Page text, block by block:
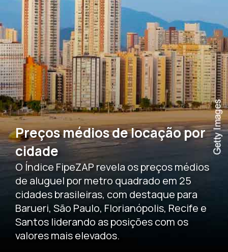
Preços médios de locação por
cidade
O Índice FipeZAP revela os preços médios
de aluguel por metro quadrado em 25
cidades brasileiras, com destaque para
Barueri, São Paulo, Florianópolis, Recife e
Santos liderando as posições com os
valores mais elevados.